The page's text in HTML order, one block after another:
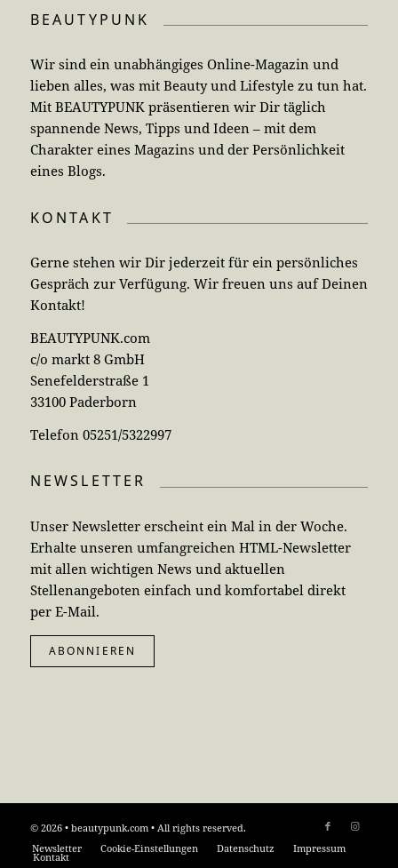
BEAUTYPUNK
Wir sind ein unabhängiges Online-Magazin und
lieben alles, was mit Beauty und Lifestyle zu tun hat.
Mit BEAUTYPUNK präsentieren wir Dir täglich
spannende News, Tipps und Ideen – mit dem
Charakter eines Magazins und der Persönlichkeit
eines Blogs.
KONTAKT
Gerne stehen wir Dir jederzeit für ein persönliches
Gespräch zur Verfügung. Wir freuen uns auf Deinen
Kontakt!
BEAUTYPUNK.com
c/o markt 8 GmbH
Senefelderstraße 1
33100 Paderborn
Telefon 05251/5322997
NEWSLETTER
Unser Newsletter erscheint ein Mal in der Woche.
Erhalte unseren umfangreichen HTML-Newsletter
mit allen wichtigen News und aktuellen
Stellenangeboten einfach und komfortabel direkt
per E-Mail.
ABONNIEREN
© 2026 • beautypunk.com • All rights reserved.
Newsletter
Cookie-Einstellungen Datenschutz Impressum
Kontakt